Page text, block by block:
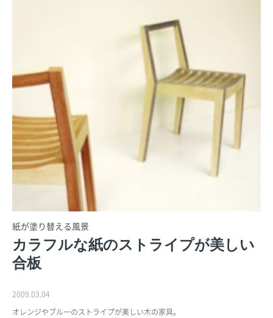
紙が塗り替える風景
カラフルな紙のストライプが美しい
合板
2009.03.04
オレンジやブルーのストライプが美しい木の家具。